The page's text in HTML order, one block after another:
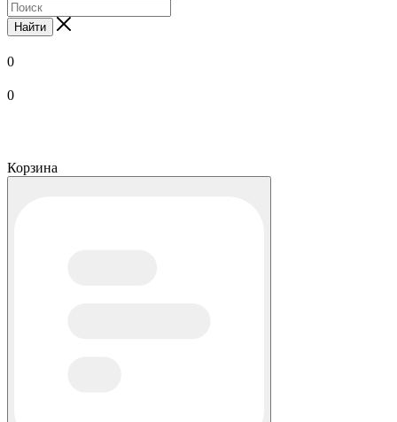
Найти
0
0
Корзина